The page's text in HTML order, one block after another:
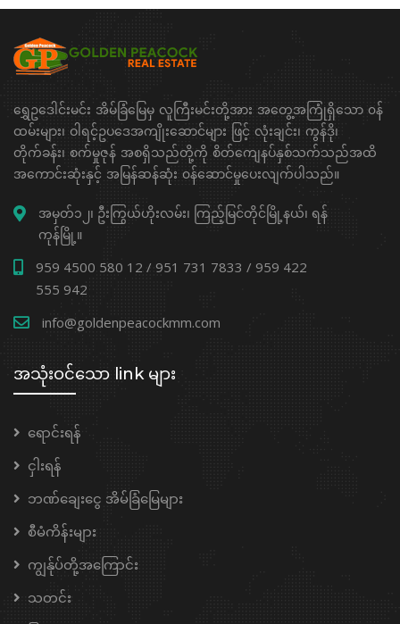
ရွှေဥဒေါင်းမင်း အိမ်ခြံမြေမှ လူကြီးမင်းတို့အား အတွေ့အကြုံရှိသော ၀န်
ထမ်းများ၊ ဝါရင့်ဥပဒေအကျိုးဆောင်များ ဖြင့် လုံးချင်း၊ ကွန်ဒို၊
တိုက်ခန်း၊ စက်မှုဇုန် အစရှိသည်တို့ကို စိတ်ကျေနပ်နှစ်သက်သည်အထိ
အကောင်းဆုံးနှင့် အမြန်ဆန်ဆုံး ၀န်ဆောင်မှုပေးလျက်ပါသည်။
အမှတ်၁၂၊ ဦးကြွယ်ဟိုးလမ်း၊ ကြည့်မြင်တိုင်မြို့နယ်၊ ရန်
ကုန်မြို့။
959 4500 580 12 / 951 731 7833 / 959 422
555 942
info@goldenpeacockmm.com
အသုံးဝင်သော link များ
ရောင်းရန်
ငှါးရန်
ဘဏ်ချေးငွေ အိမ်ခြံမြေများ
စီမံကိန်းများ
ကျွန်ုပ်တို့အကြောင်း
သတင်း